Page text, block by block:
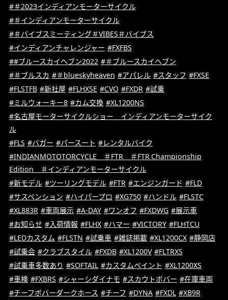
#＃2023インディアンモーターサイクル
#＃インディアンモーターサイクル
#＃バイブスミーティング＃VIBES＃バイブス
#インディアンチャレンジャー #FXFBS
##ブルースカイヘブン2022 #＃ブルースカイヘブン
#＃ブルスカ #＃blueskyheaven #アパレル #スタッフ #FXSE
#FLSTFB #新社屋 #FLHXSE #CVO #FXDR #試乗
#ミルウォーキー8 #カム交換 #XL1200NS
#名古屋モーターサイクルショー インディアンモーターサイク
ル
#FLS #バガー #パースート #レンタルバイク
#INDIANMOTOTORCYCLE ＃FTR ＃FTR Championship
Edition ＃インディアンモーターサイクル
#新モデル #ツーリングモデル #FTR #エンジンガード #FLD
#サスペンション #ハイパープロ #XG750 #ハンドル #FLSTC
#XL883R #車両展示 #A-DAY #ワンオフ #FXDWG #展示車
#お知らせ #入荷情報 #FLHX #ハマー #VICTORY #FLHTCU
#LEDカスタム #FLSTN #試乗車 #雑誌掲載 #XL1200CX #静岡店
#試乗会 #クラブスタイル #FXDB #XL1200V #FLTRXS
#試乗車多数あり #SOFTAIL #カスタムペイント #XL1200XS
#車検 #FXBRS #シャーシダイナモ #スカウトボバー #在庫車両
#チーフボバーダークホース #チーフ #DYNA #FXDL #XB9R